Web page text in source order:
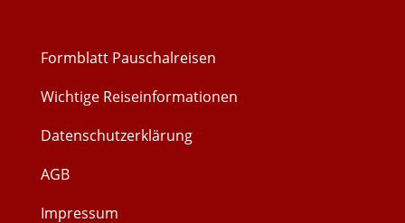
Formblatt Pauschalreisen
Wichtige Reiseinformationen
Datenschutzerklärung
AGB
Impressum